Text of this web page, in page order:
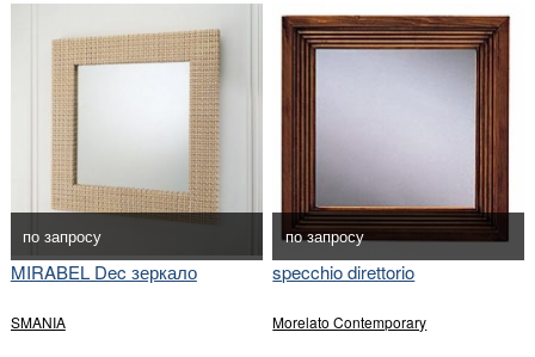
по запросу
MIRABEL Dec зеркало
SMANIA
по запросу
specchio direttorio
Morelato Contemporary